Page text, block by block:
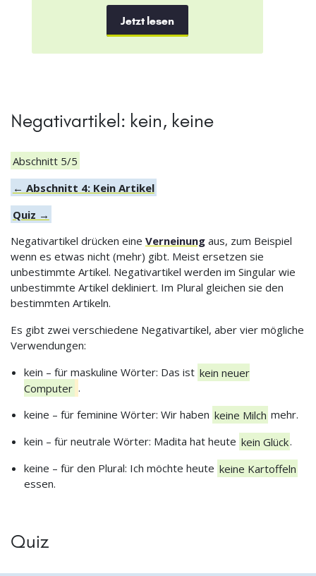
Jetzt lesen
Negativartikel: kein, keine
Abschnitt 5/5
← Abschnitt 4: Kein Artikel
Quiz →
Negativartikel drücken eine Verneinung aus, zum Beispiel
wenn es etwas nicht (mehr) gibt. Meist ersetzen sie
unbestimmte Artikel. Negativartikel werden im Singular wie
unbestimmte Artikel dekliniert. Im Plural gleichen sie den
bestimmten Artikeln.
Es gibt zwei verschiedene Negativartikel, aber vier mögliche
Verwendungen:
kein – für maskuline Wörter: Das ist kein neuer
Computer .
keine – für feminine Wörter: Wir haben keine Milch mehr.
kein – für neutrale Wörter: Madita hat heute kein Glück.
keine – für den Plural: Ich möchte heute keine Kartoffeln
essen.
Quiz